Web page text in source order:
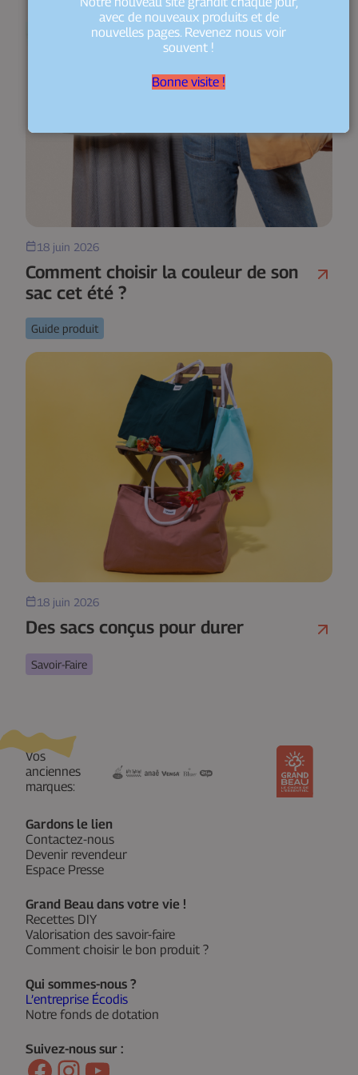
18 juin 2026
Comment choisir la couleur de son
sac cet été ?
Guide produit
18 juin 2026
Des sacs conçus pour durer
Savoir-Faire
Vos
anciennes
marques:
Gardons le lien
Contactez-nous
Devenir revendeur
Espace Presse
Grand Beau dans votre vie !
Recettes DIY
Valorisation des savoir-faire
Comment choisir le bon produit ?
Qui sommes-nous ?
L’entreprise Écodis
Notre fonds de dotation
Suivez-nous sur :
avec de nouveaux produits et de
nouvelles pages. Revenez nous voir
souvent !
Bonne visite !